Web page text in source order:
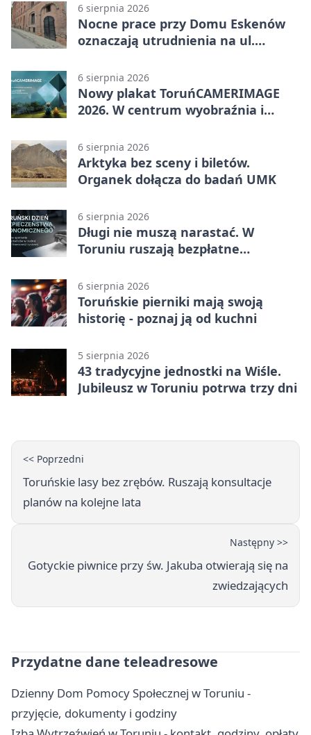
6 sierpnia 2026
Nocne prace przy Domu Eskenów
oznaczają utrudnienia na ul.
6 sierpnia 2026
Nowy plakat ToruńCAMERIMAGE
2026. W centrum wyobraźnia i
6 sierpnia 2026
Arktyka bez sceny i biletów.
Organek dołącza do badań UMK
6 sierpnia 2026
Długi nie muszą narastać. W
Toruniu ruszają bezpłatne
6 sierpnia 2026
Toruńskie pierniki mają swoją
historię - poznaj ją od kuchni
5 sierpnia 2026
43 tradycyjne jednostki na Wiśle.
Jubileusz w Toruniu potrwa trzy dni
<< Poprzedni
Toruńskie lasy bez zrębów. Ruszają konsultacje
planów na kolejne lata
Następny >>
Gotyckie piwnice przy św. Jakuba otwierają się na
zwiedzających
Przydatne dane teleadresowe
Dzienny Dom Pomocy Społecznej w Toruniu -
przyjęcie, dokumenty i godziny